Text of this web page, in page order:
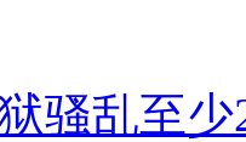
力深夜将其击毙
骚乱至少